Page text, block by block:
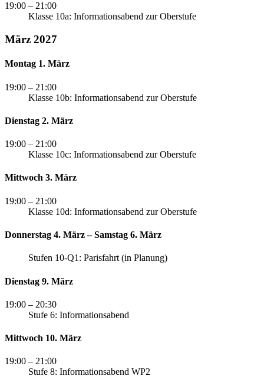
19:00 – 21:00
Klasse 10a: Informationsabend zur Oberstufe
März 2027
Montag 1. März
19:00 – 21:00
Klasse 10b: Informationsabend zur Oberstufe
Dienstag 2. März
19:00 – 21:00
Klasse 10c: Informationsabend zur Oberstufe
Mittwoch 3. März
19:00 – 21:00
Klasse 10d: Informationsabend zur Oberstufe
Donnerstag 4. März – Samstag 6. März
Stufen 10-Q1: Parisfahrt (in Planung)
Dienstag 9. März
19:00 – 20:30
Stufe 6: Informationsabend
Mittwoch 10. März
19:00 – 21:00
Stufe 8: Informationsabend WP2